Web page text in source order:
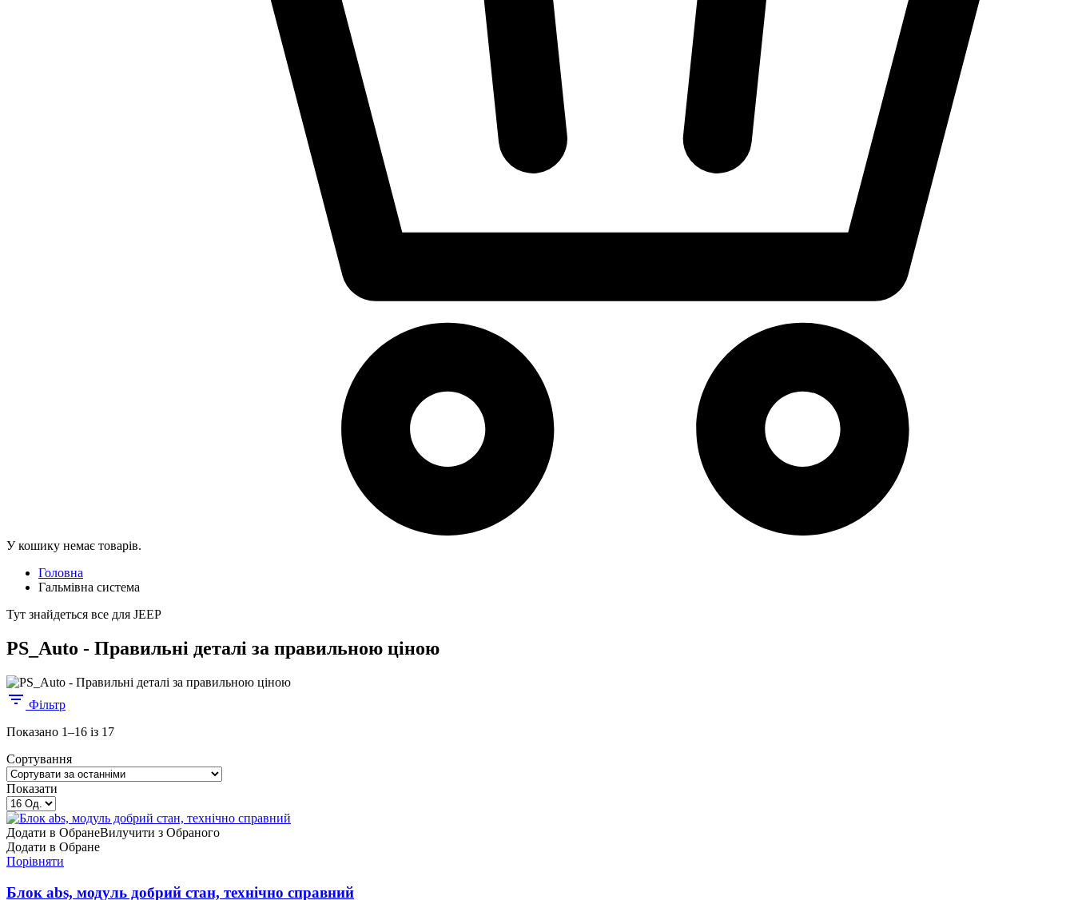
У кошику немає товарів.
Головна
Гальмівна система
Тут знайдеться все для JEEP
PS_Auto - Правильні деталі за правильною ціною
Фільтр
Показано 1–16 із 17Sorted
Сортування
Показати
Додати в ОбранеВилучити з Обраного
Додати в Обране
Порівняти
Блок abs, модуль добрий стан, технічно справний